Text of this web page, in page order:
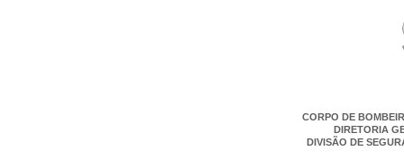
CORPO DE
DIRETORIA
DIVISÃO DE